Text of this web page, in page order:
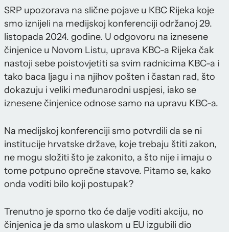
SRP upozorava na slične pojave u KBC Rijeka koje
smo iznijeli na medijskoj konferenciji održanoj 29.
listopada 2024. godine. U odgovoru na iznesene
činjenice u Novom Listu, uprava KBC-a Rijeka čak
nastoji sebe poistovjetiti sa svim radnicima KBC-a i
tako baca ljagu i na njihov pošten i častan rad, što
dokazuju i veliki međunarodni uspjesi, iako se
iznesene činjenice odnose samo na upravu KBC-a.
Na medijskoj konferenciji smo potvrdili da se ni
institucije hrvatske države, koje trebaju štiti zakon,
ne mogu složiti što je zakonito, a što nije i imaju o
tome potpuno oprečne stavove. Pitamo se, kako
onda voditi bilo koji postupak?
Trenutno je sporno tko će dalje voditi akciju, no
činjenica je da smo ulaskom u EU izgubili dio